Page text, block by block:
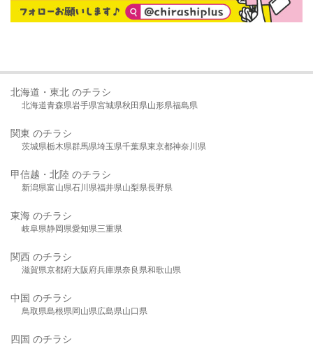
北海道・東北 のチラシ
北海道青森県岩手県宮城県秋田県山形県福島県
関東 のチラシ
茨城県栃木県群馬県埼玉県千葉県東京都神奈川県
甲信越・北陸 のチラシ
新潟県富山県石川県福井県山梨県長野県
東海 のチラシ
岐阜県静岡県愛知県三重県
関西 のチラシ
滋賀県京都府大阪府兵庫県奈良県和歌山県
中国 のチラシ
鳥取県島根県岡山県広島県山口県
四国 のチラシ